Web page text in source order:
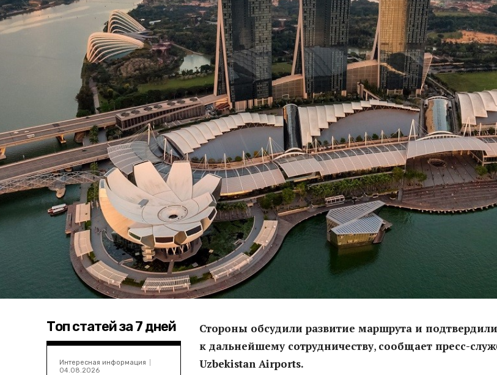
Топ статей за 7 дней
Интересная информация
04.08.2026
Стороны обсудили развитие маршрута и
к дальнейшему сотрудничеству, сообщает пресс-
Uzbekistan Airports.